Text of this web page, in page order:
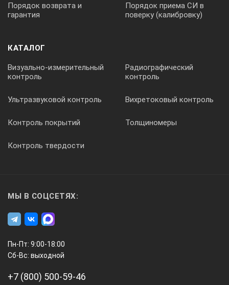
Порядок возврата и
гарантия
Порядок приема СИ в
поверку (калибровку)
КАТАЛОГ
Визуально-измерительный
контроль
Радиографический
контроль
Ультразвуковой контроль Вихретоковый контроль
Контроль покрытий Толщиномеры
Контроль твердости
МЫ В СОЦСЕТЯХ:
Пн-Пт: 9:00-18:00
Сб-Вс: выходной
+7 (800) 500-59-46